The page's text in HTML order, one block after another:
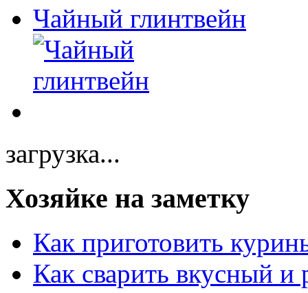
Чайный глинтвейн
загрузка...
Хозяйке на заметку
Как приготовить
Как сварить вкусный и